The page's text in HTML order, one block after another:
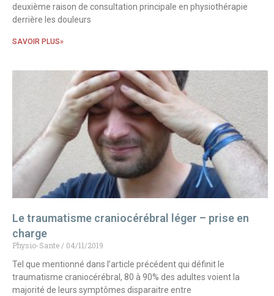
deuxième raison de consultation principale en physiothérapie
derrière les douleurs
SAVOIR PLUS»
Le traumatisme craniocérébral léger – prise en
charge
Physio-Sante
04/11/2019
Tel que mentionné dans l’article précédent qui définit le
traumatisme craniocérébral, 80 à 90% des adultes voient la
majorité de leurs symptômes disparaitre entre